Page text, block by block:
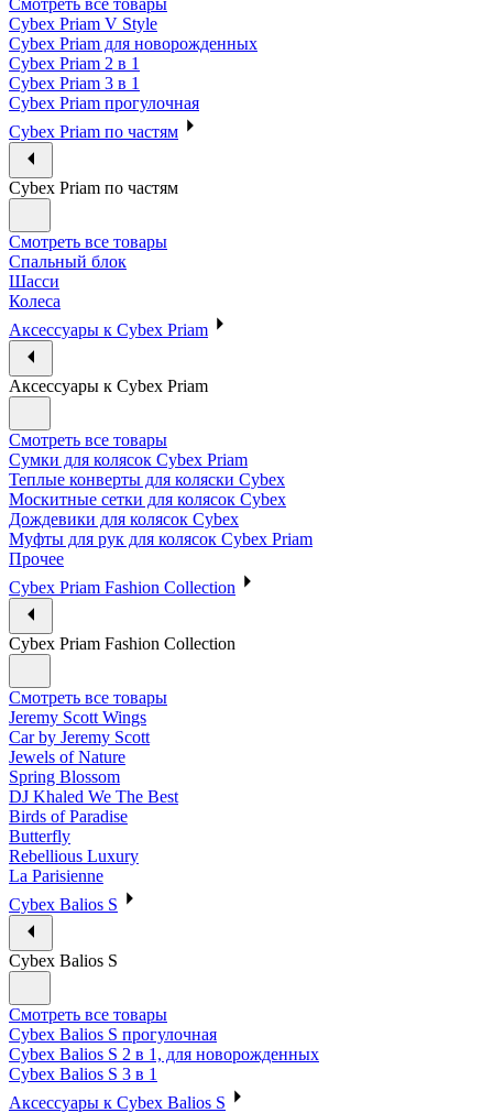
Cybex Priam V Style
Cybex Priam для новорожденных
Cybex Priam 2 в 1
Cybex Priam 3 в 1
Cybex Priam прогулочная
Cybex Priam по частям
Cybex Priam по частям
Смотреть все товары
Спальный блок
Шасси
Колеса
Аксессуары к Cybex Priam
Аксессуары к Cybex Priam
Смотреть все товары
Сумки для колясок Cybex Priam
Теплые конверты для коляски Cybex
Москитные сетки для колясок Cybex
Дождевики для колясок Cybex
Муфты для рук для колясок Cybex Priam
Прочее
Cybex Priam Fashion Collection
Cybex Priam Fashion Collection
Смотреть все товары
Jeremy Scott Wings
Car by Jeremy Scott
Jewels of Nature
Spring Blossom
DJ Khaled We The Best
Birds of Paradise
Butterfly
Rebellious Luxury
La Parisienne
Cybex Balios S
Cybex Balios S
Смотреть все товары
Cybex Balios S прогулочная
Cybex Balios S 2 в 1, для новорожденных
Cybex Balios S 3 в 1
Аксессуары к Cybex Balios S